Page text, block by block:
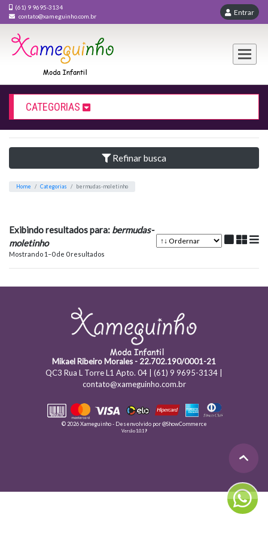
(61) 9 9695-3134
contato@xameguinho.com.br
CATEGORIAS
Refinar busca
Home Categorias bermudas-moletinho
Exibindo resultados para: bermudas-
moletinho
Mostrando 1–0 de 0 resultados
Mikael Ribeiro Morales - 22.702.190/0001-21
QC3 Rua L Torre L1 Apto. 04 | (61) 9 9695-3134 |
contato@xameguinho.com.br
© 2026 Xameguinho - Desenvolvido por@ShowCommerce
Versão 1.0.19